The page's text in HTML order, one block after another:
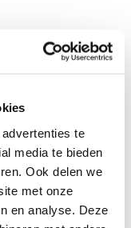
te
media te bieden
Ook delen we
met onze
en analyse. Deze
Wire Ring
46EUR